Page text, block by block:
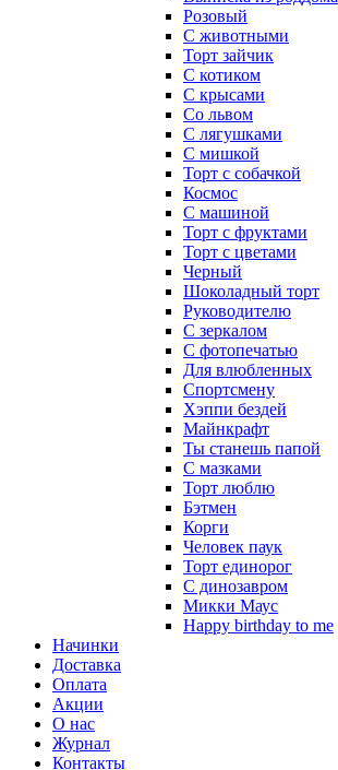
Розовый
С животными
Торт зайчик
С котиком
С крысами
Со львом
С лягушками
С мишкой
Торт с собачкой
Космос
С машиной
Торт с фруктами
Торт с цветами
Черный
Шоколадный торт
Руководителю
С зеркалом
С фотопечатью
Для влюбленных
Спортсмену
Хэппи бездей
Майнкрафт
Ты станешь папой
С мазками
Торт люблю
Бэтмен
Корги
Человек паук
Торт единорог
С динозавром
Микки Маус
Happy birthday to me
Начинки
Доставка
Оплата
Акции
О нас
Журнал
Контакты